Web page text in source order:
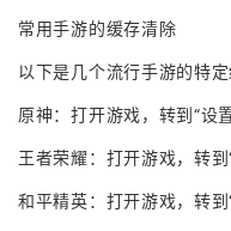
常用手游的缓存清除
以下是几个流行手游的特定
原神：打开游戏，转到“设
王者荣耀：打开游戏，转到
和平精英：打开游戏，转到